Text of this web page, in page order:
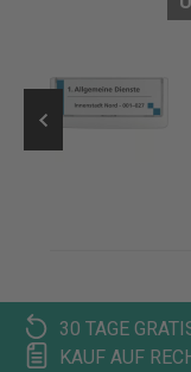
30 TAGE
KAUF AUF